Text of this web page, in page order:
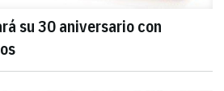
su 30 aniversario con